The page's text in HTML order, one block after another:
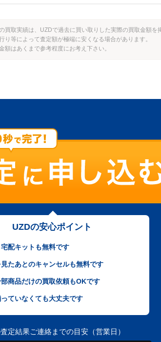
取実績は、UZDで過去に買い取りした実際の買取金額を
等によって査定額が極端に安くなる場合があります。
はあくまで参考程度にお考え下さい。
UZDの安心ポイント
配キットも無料です
たあとのキャンセルも無料です
商品だけの買取依頼もOKです
ていなくても大丈夫です
定結果ご連絡までの目安（営業日）